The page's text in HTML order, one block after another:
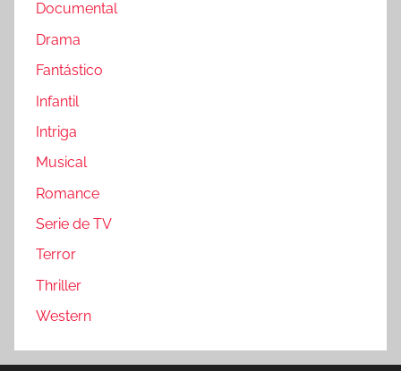
Documental
Drama
Fantástico
Infantil
Intriga
Musical
Romance
Serie de TV
Terror
Thriller
Western